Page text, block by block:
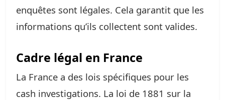
enquêtes sont légales. Cela garantit que les
informations qu’ils collectent sont valides.
Cadre légal en France
La France a des lois spécifiques pour les
cash investigations. La loi de 1881 sur la